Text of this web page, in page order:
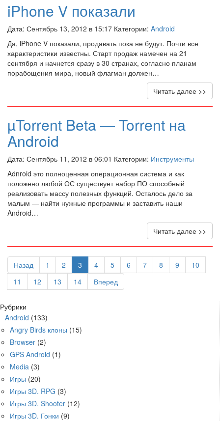
iPhone V показали
Дата: Сентябрь 13, 2012 в 15:17 Категории: Android
Да, iPhone V показали, продавать пока не будут. Почти все
характеристики известны. Старт продаж намечен на 21
сентября и начнется сразу в 30 странах, согласно планам
порабощения мира, новый флагман должен…
Читать далее >>
µTorrent Beta — Torrent на
Android
Дата: Сентябрь 11, 2012 в 06:01 Категории: Инструменты
Adnroid это полноценная операционная система и как
положено любой ОС существует набор ПО способный
реализовать массу полезных функций. Осталось дело за
малым — найти нужные программы и заставить наши
Android…
Читать далее >>
Назад 1 2 3 4 5 6 7 8 9
10
11
12 13 14 Вперед
Рубрики
Android (133)
Angry Birds клоны (15)
Browser (2)
GPS Android (1)
Media (3)
Игры (20)
Игры 3D. RPG (3)
Игры 3D. Shooter (12)
Игры 3D. Гонки (9)